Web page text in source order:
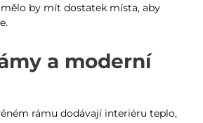
by mít dostatek místa, aby
a moderní
rámu dodávají interiéru teplo,